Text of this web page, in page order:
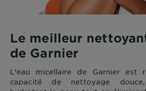
Le meilleur
de Garnier
L'eau micellaire de Garnier est
capacité de nettoyage